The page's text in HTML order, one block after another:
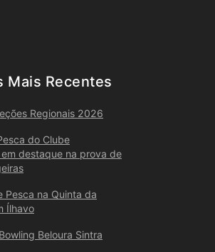
Mais Recentes
Regionais 2026
do Clube
destaque na prova de
Pesca na Quinta da
Ílhavo
Beloura Sintra